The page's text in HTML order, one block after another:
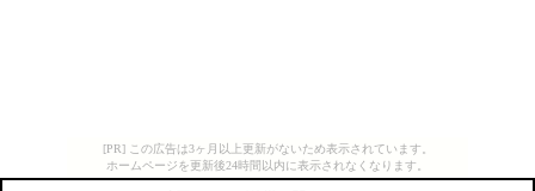
[PR] この広告は3ヶ月以上更新がないため表示されています。
ホームページを更新後24時間以内に表示されなくなります。